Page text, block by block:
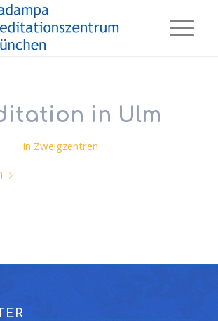
in Ulm
in Zweigzentren